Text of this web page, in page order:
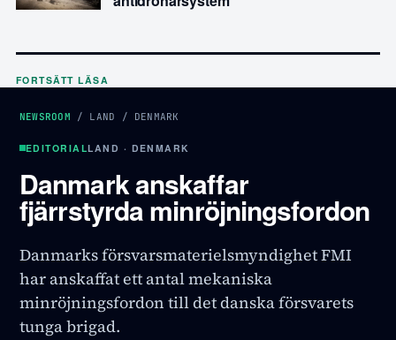
FORTSÄTT LÄSA
NEWSROOM / LAND / DENMARK
EDITORIALLAND · DENMARK
Danmark anskaffar
fjärrstyrda minröjningsfordon
Danmarks försvarsmaterielsmyndighet FMI
har anskaffat ett antal mekaniska
minröjningsfordon till det danska försvarets
tunga brigad.